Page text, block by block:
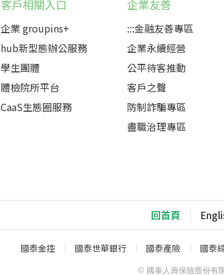
客戶相關入口
企業 groupins+
hub新型態辦公服務
學生團體
體檢院所平台
CaaS生態圈服務
企業友善
:::金融友善專區
企業永續經營
公平待客推動
客戶之聲
防制詐騙專區
盡職治理專區
回首頁
國泰金控 國泰世華銀行 國泰產險 國泰
© 國泰人壽保險股份有